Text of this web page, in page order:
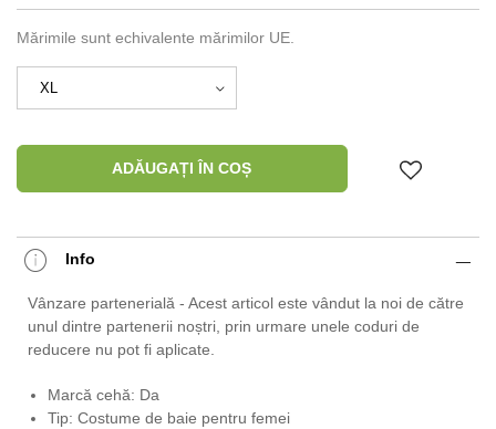
Mărimile sunt echivalente mărimilor UE.
ADĂUGAȚI ÎN COȘ
Info
Vânzare partenerială - Acest articol este vândut la noi de către
unul dintre partenerii noștri, prin urmare unele coduri de
reducere nu pot fi aplicate.
Marcă cehă: Da
Tip: Costume de baie pentru femei